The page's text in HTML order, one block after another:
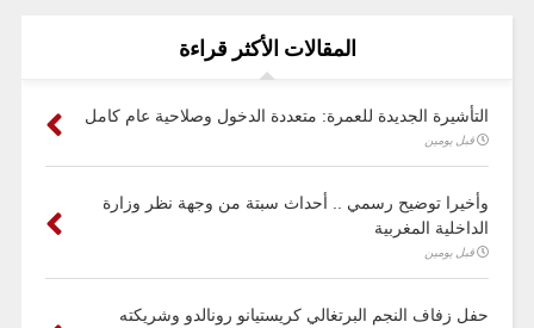
المقالات الأكثر قراءة
التأشيرة الجديدة للعمرة: متعددة الدخول وصلاحية عام كامل
قبل يومين
وأخيرا توضيح رسمي .. أحداث سبتة من وجهة نظر وزارة
الداخلية المغربية
قبل يومين
حفل زفاف النجم البرتغالي كريستيانو رونالدو وشريكته